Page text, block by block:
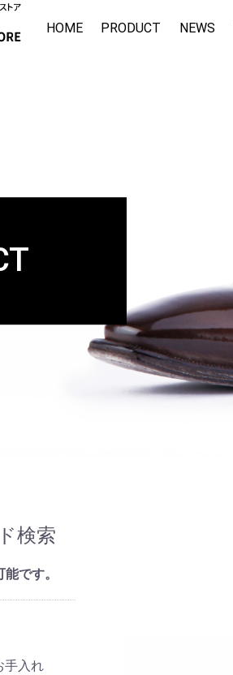
HOME PRODUCT NEWS
検索
です。
手入れ